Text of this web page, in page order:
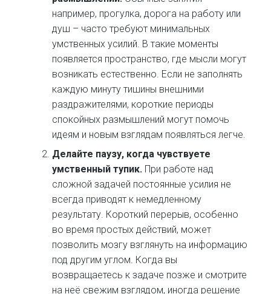
например, прогулка, дорога на работу или
душ – часто требуют минимальных
умственных усилий. В такие моменты
появляется пространство, где мысли могут
возникать естественно. Если не заполнять
каждую минуту тишины внешними
раздражителями, короткие периоды
спокойных размышлений могут помочь
идеям и новым взглядам появляться легче.
Делайте паузу, когда чувствуете
умственный тупик. При работе над
сложной задачей постоянные усилия не
всегда приводят к немедленному
результату. Короткий перерыв, особенно
во время простых действий, может
позволить мозгу взглянуть на информацию
под другим углом. Когда вы
возвращаетесь к задаче позже и смотрите
на неё свежим взглядом, иногда решение